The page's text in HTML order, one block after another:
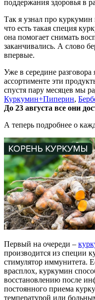
поддержания здоровья в
Так я узнал про куркумин
что есть такая специя
она помогает снимать
заканчивались. А слово
впервые.
Уже в середине
ассортименте эти
спустя пару месяцев мы
Куркумин+Пиперин,
До 23 августа все они
А теперь подробнее о
Первый на очереди –
производится из специи
стимулятор иммунитета.
врасплох, куркумин
восстановлению после
постоянного приема
температурой или